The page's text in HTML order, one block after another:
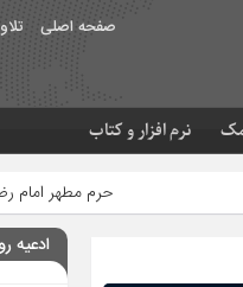
صفحه اصلی
نرم افزار و کتاب
مطهر امام رضا (ع) در لحظه تحویل
ادعیه